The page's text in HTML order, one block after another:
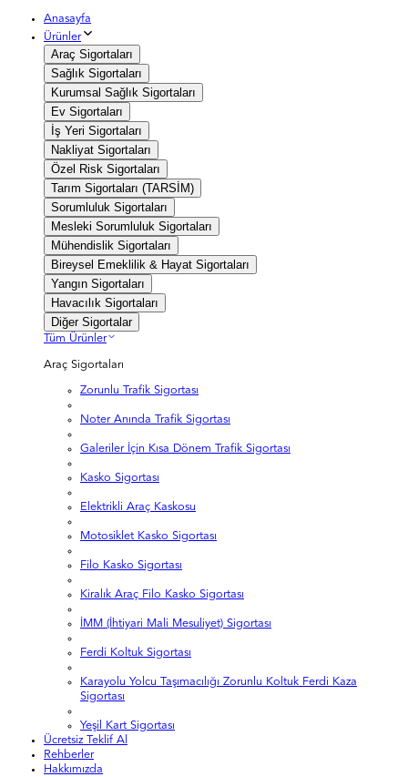
Anasayfa
Ürünler
Araç Sigortaları
Sağlık Sigortaları
Kurumsal Sağlık Sigortaları
Ev Sigortaları
İş Yeri Sigortaları
Nakliyat Sigortaları
Özel Risk Sigortaları
Tarım Sigortaları (TARSİM)
Sorumluluk Sigortaları
Mesleki Sorumluluk Sigortaları
Mühendislik Sigortaları
Bireysel Emeklilik & Hayat Sigortaları
Yangın Sigortaları
Havacılık Sigortaları
Diğer Sigortalar
Tüm Ürünler
Araç Sigortaları
Zorunlu Trafik Sigortası
Noter Anında Trafik Sigortası
Galeriler İçin Kısa Dönem Trafik Sigortası
Kasko Sigortası
Elektrikli Araç Kaskosu
Motosiklet Kasko Sigortası
Filo Kasko Sigortası
Kiralık Araç Filo Kasko Sigortası
İMM (İhtiyari Mali Mesuliyet) Sigortası
Ferdi Koltuk Sigortası
Karayolu Yolcu Taşımacılığı Zorunlu Koltuk Ferdi Kaza
Sigortası
Yeşil Kart Sigortası
Ücretsiz Teklif Al
Rehberler
Hakkımızda